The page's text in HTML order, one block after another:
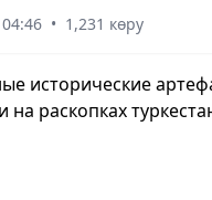
• 1,231 көру